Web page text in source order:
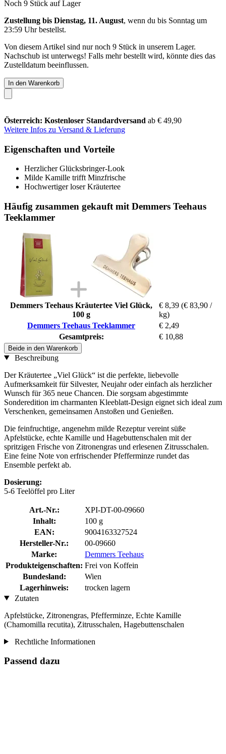
Noch 9 Stück auf Lager
Zustellung bis Dienstag, 11. August, wenn du bis Sonntag um
23:59 Uhrbestellst.
Von diesem Artikel sind nur noch 9 Stück in unserem Lager.
Nachschub ist unterwegs! Falls mehr bestellt wird, könnte dies das
Zustelldatum beeinflussen.
In den Warenkorb
Österreich: Kostenloser Standardversand ab € 49,90
Weitere Infos zu Versand & Lieferung
Eigenschaften und Vorteile
Herzlicher Glücksbringer-Look
Milde Kamille trifft Minzfrische
Hochwertiger loser Kräutertee
Häufig zusammen gekauft mit Demmers Teehaus
Teeklammer
Demmers Teehaus Kräutertee Viel Glück,
100 g
€ 8,39 (€ 83,90 /
kg)
Demmers Teehaus Teeklammer
€ 2,49
Gesamtpreis:
€ 10,88
Beide in den Warenkorb
Beschreibung
Der Kräutertee „Viel Glück“ ist die perfekte, liebevolle
Aufmerksamkeit für Silvester, Neujahr oder einfach als herzlicher
Wunsch für 365 neue Chancen. Die sorgsam abgestimmte
Sonderedition im charmanten Kleeblatt-Design eignet sich ideal zum
Verschenken, gemeinsamen Anstoßen und Genießen.
Die feinfruchtige, angenehm milde Rezeptur vereint süße
Apfelstücke, echte Kamille und Hagebuttenschalen mit der
spritzigen Frische von Zitronengras und erlesenen Zitrusschalen.
Eine feine Note von erfrischender Pfefferminze rundet das
Ensemble perfekt ab.
Dosierung:
5-6 Teelöffel pro Liter
Art.-Nr.:
XPI-DT-00-09660
Inhalt:
100 g
EAN:
9004163327524
Hersteller-Nr.:
00-09660
Marke:
Demmers Teehaus
Produkteigenschaften: Frei von Koffein
Bundesland:
Wien
Lagerhinweis:
trocken lagern
Zutaten
Apfelstücke, Zitronengras, Pfefferminze, Echte Kamille
(Chamomilla recutita), Zitrusschalen, Hagebuttenschalen
Rechtliche Informationen
Passend dazu